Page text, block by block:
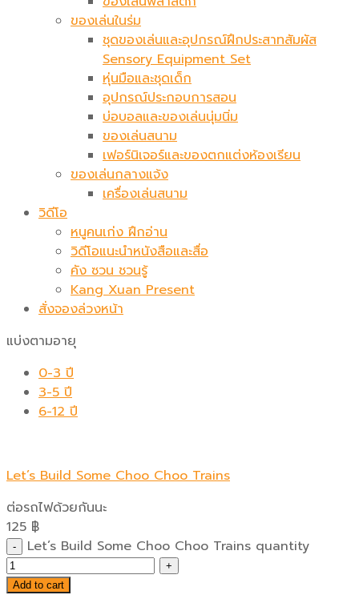
ของเล่นในร่ม
ชุดของเล่นและอุปกรณ์ฝึกประสาทสัมผัส
Sensory Equipment Set
หุ่นมือและชุดเด็ก
อุปกรณ์ประกอบการสอน
บ่อบอลและของเล่นนุ่มนิ่ม
ของเล่นสนาม
เฟอร์นิเจอร์และของตกแต่งห้องเรียน
ของเล่นกลางแจ้ง
เครื่องเล่นสนาม
วิดีโอ
หนูคนเก่ง ฝึกอ่าน
วิดีโอแนะนำหนังสือและสื่อ
คัง ซวน ชวนรู้
Kang Xuan Present
สั่งจองล่วงหน้า
แบ่งตามอายุ
0-3 ปี
3-5 ปี
6-12 ปี
Let’s Build Some Choo Choo Trains
ต่อรถไฟด้วยกันนะ
125 ฿
Let’s Build Some Choo Choo Trains quantity
Add to cart